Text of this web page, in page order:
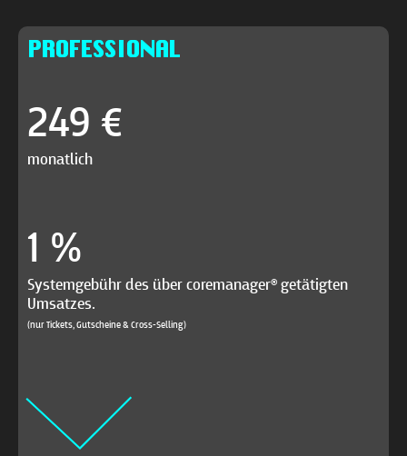
PROFESSIONAL
249 €
monatlich
1 %
Systemgebühr des über coremanager® getätigten
Umsatzes.
(nur Tickets, Gutscheine & Cross-Selling)